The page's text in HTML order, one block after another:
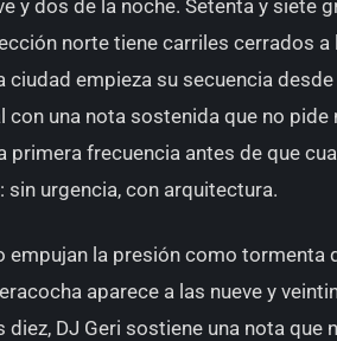
y dos de la noche. Setenta y siete
norte tiene carriles cerrados
ciudad empieza su secuencia
con una nota sostenida que no
primera frecuencia antes de que
sin urgencia, con arquitectura.
empujan la presión como tormenta
aparece a las nueve y
diez, DJ Geri sostiene una nota